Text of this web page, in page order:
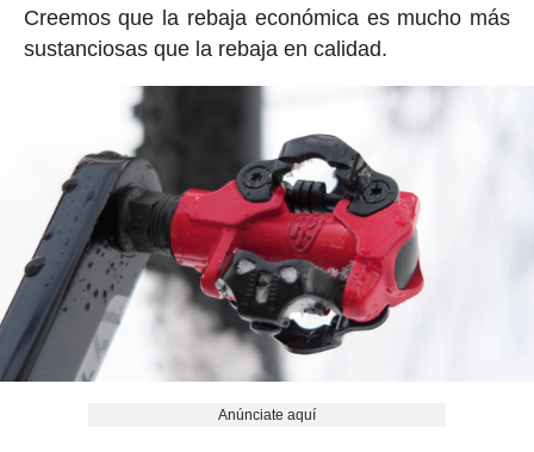
Creemos que la rebaja económica es mucho más
sustanciosas que la rebaja en calidad.
Anúnciate aquí